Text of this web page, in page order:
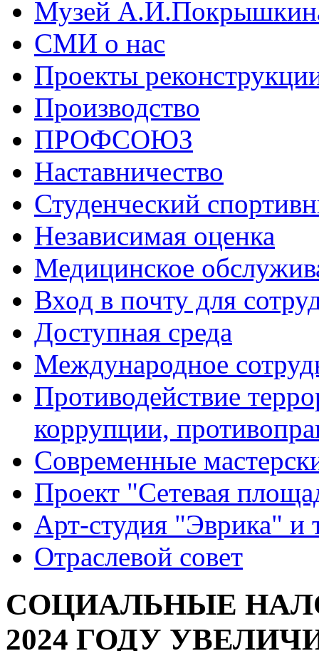
Музей
СМИ о нас
Проекты
Производство
ПРОФСОЮЗ
Наставничество
Студенческий
Независимая оценка
Медицинское
Вход в почту для
Доступная среда
Международное
Противодействие
коррупции,
Современные
Проект "Сетевая
Арт-студия "Эврика" и
Отраслевой совет
СОЦИАЛЬНЫЕ
2024 ГОДУ